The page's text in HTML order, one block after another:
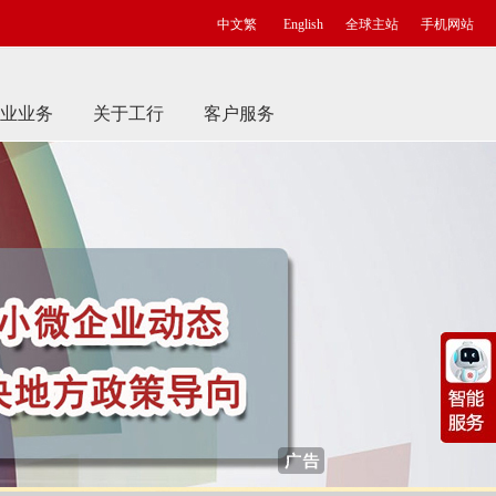
中文繁 English 全球主站 手机网站
业务 关于工行 客户服务